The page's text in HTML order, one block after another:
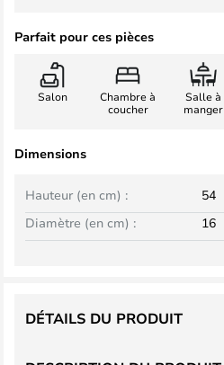
Parfait pour ces pièces
Salon
Chambre à
coucher
Salle à
manger
Dimensions
Hauteur (en cm) :
54
Diamètre (en cm) :
16
DÉTAILS DU PRODUIT